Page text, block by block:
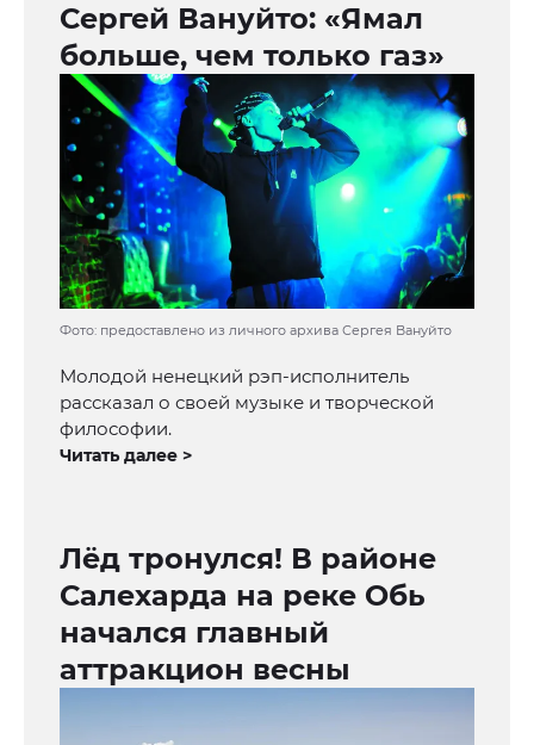
Сергей Вануйто: «Ямал
больше, чем только газ»
Фото: предоставлено из личного архива Сергея Вануйто
Молодой ненецкий рэп-исполнитель
рассказал о своей музыке и творческой
философии.
Читать далее >
Лёд тронулся! В районе
Салехарда на реке Обь
начался главный
аттракцион весны